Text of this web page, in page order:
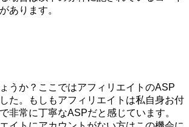
あります。
うか？ここではアフィリエイトのASP
た。もしもアフィリエイトは私自身お付
非常に丁寧なASPだと感じています。